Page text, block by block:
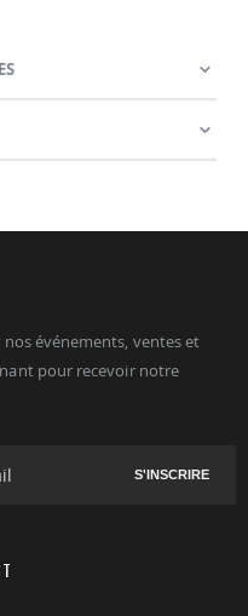
événements, ventes et
pour recevoir notre
S'INSCRIRE